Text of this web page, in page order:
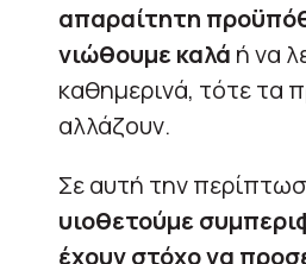
απαραίτητη
νιώθουμε καλά ή να
καθημερινά, τότε τα
αλλάζουν.
Σε αυτή την
υιοθετούμε
έχουν στόχο να